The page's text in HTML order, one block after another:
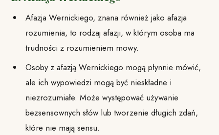
Afazja Wernickiego, znana również jako afazja
rozumienia, to rodzaj afazji, w którym osoba ma
trudności z rozumieniem mowy.
Osoby z afazją Wernickiego mogą płynnie mówić,
ale ich wypowiedzi mogą być nieskładne i
niezrozumiałe. Może występować używanie
bezsensownych słów lub tworzenie długich zdań,
które nie mają sensu.